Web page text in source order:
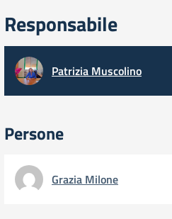
Responsabile
Patrizia Muscolino
Persone
Grazia Milone